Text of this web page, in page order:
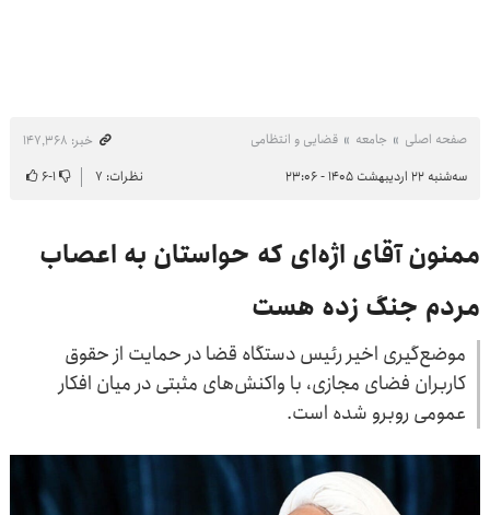
صفحه اصلی جامعه قضایی و انتظامی
خبر: ۱۴۷٬۳۶۸
سه‌شنبه ۲۲ اردیبهشت ۱۴۰۵ - ۲۳:۰۶
نظرات: ۷ ۱-۶
ممنون آقای اژه‌ای که حواستان به اعصاب
مردم جنگ زده هست
موضع‌گیری اخیر رئیس دستگاه قضا در حمایت از حقوق
کاربران فضای مجازی، با واکنش‌های مثبتی در میان افکار
عمومی روبرو شده است.